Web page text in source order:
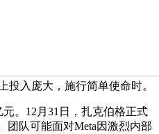
投入庞大，施行简单使命时。
。12月31日，扎克伯格正式
团队可能面对Meta因激烈内部